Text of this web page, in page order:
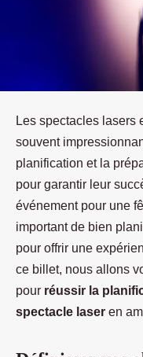
Les spectacles lasers
souvent
planification et la
pour garantir leur
événement pour une
important de bien
pour offrir une
ce billet, nous allons
pour réussir la
spectacle laser en